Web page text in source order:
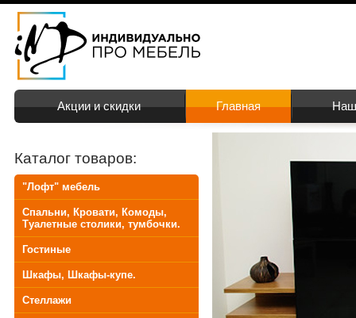
Акции и скидки Главная
Каталог товаров:
"Лофт" мебель
Спальни, Кровати, Комоды,
Туалетные столики, тумбочки.
Гостиные
Шкафы, Шкафы-купе.
Стеллажи